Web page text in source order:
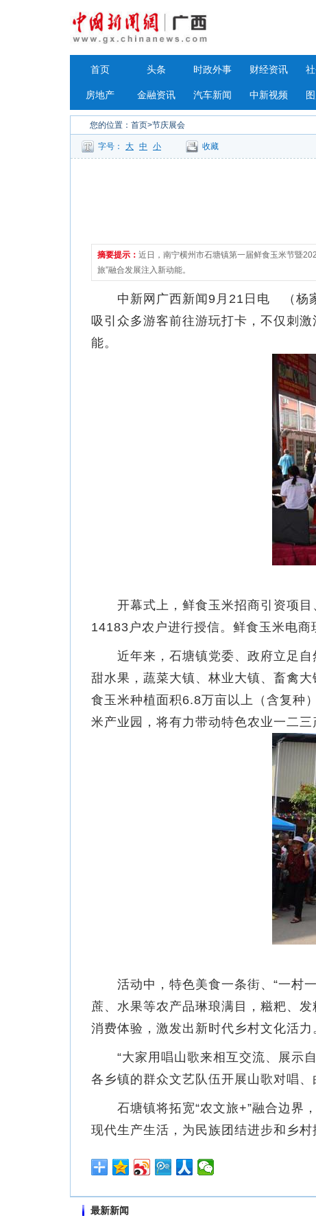
首页 头条 时政外事 财经资讯
房地产 金融资讯 汽车新闻 中新视频
您的位置： 首页>节庆展会
字号： 大 中 小 收藏
摘要提示： 近日，南宁横州市石塘镇第一届鲜食玉米节暨
旅”融合发展注入新动能。
中新网广西新闻9月21日电 （杨家
吸引众多游客前往游玩打卡，不仅刺
能。
开幕式上，鲜食玉米招商引资项目
14183户农户进行授信。鲜食玉米电商
近年来，石塘镇党委、政府立足自然
甜水果，蔬菜大镇、林业大镇、畜禽
食玉米种植面积6.8万亩以上（含复种
米产业园，将有力带动特色农业一二
活动中，特色美食一条街、“一村一
蔗、水果等农产品琳琅满目，糍粑、
消费体验，激发出新时代乡村文化活力
“大家用唱山歌来相互交流、展示自
各乡镇的群众文艺队伍开展山歌对唱
石塘镇将拓宽“农文旅+”融合边界，
现代生产生活，为民族团结进步和乡村
最新新闻